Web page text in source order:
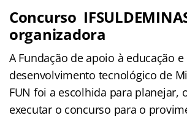
Concurso
organizadora
A Fundação de apoio à educação e
desenvolvimento tecnológico de
FUN foi a escolhida para planejar,
executar o concurso para o